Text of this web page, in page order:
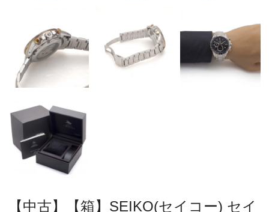
【中古】【箱】SEIKO(セイコー) セイ